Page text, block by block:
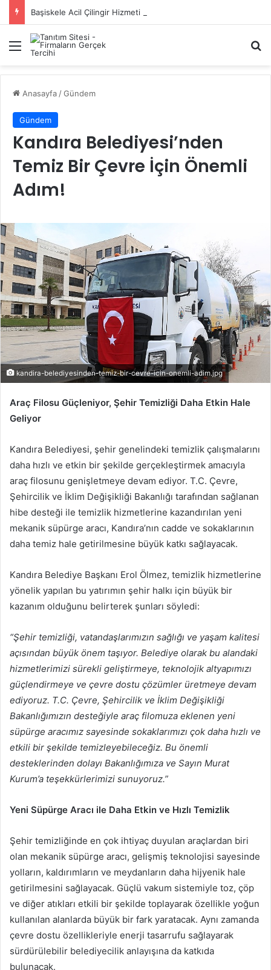
Başiskele Acil Çilingir Hizmeti İçin Doğru Adres Neresi?
Menü
Anasayfa /Gündem
Gündem
Kandıra Belediyesi’nden
Temiz Bir Çevre İçin Önemli
Adım!
kandira-belediyesinden-temiz-bir-cevre-icin-onemli-adim.jpg
Araç Filosu Güçleniyor, Şehir Temizliği Daha Etkin Hale
Geliyor
Kandıra Belediyesi, şehir genelindeki temizlik çalışmalarını
daha hızlı ve etkin bir şekilde gerçekleştirmek amacıyla
araç filosunu genişletmeye devam ediyor. T.C. Çevre,
Şehircilik ve İklim Değişikliği Bakanlığı tarafından sağlanan
hibe desteği ile temizlik hizmetlerine kazandırılan yeni
mekanik süpürge aracı, Kandıra’nın cadde ve sokaklarının
daha temiz hale getirilmesine büyük katkı sağlayacak.
Kandıra Belediye Başkanı Erol Ölmez, temizlik hizmetlerine
yönelik yapılan bu yatırımın şehir halkı için büyük bir
kazanım olduğunu belirterek şunları söyledi:
“Şehir temizliği, vatandaşlarımızın sağlığı ve yaşam kalitesi
açısından büyük önem taşıyor. Belediye olarak bu alandaki
hizmetlerimizi sürekli geliştirmeye, teknolojik altyapımızı
güçlendirmeye ve çevre dostu çözümler üretmeye devam
ediyoruz. T.C. Çevre, Şehircilik ve İklim Değişikliği
Bakanlığımızın desteğiyle araç filomuza eklenen yeni
süpürge aracımız sayesinde sokaklarımızı çok daha hızlı ve
etkili bir şekilde temizleyebileceğiz. Bu önemli
desteklerinden dolayı Bakanlığımıza ve Sayın Murat
Kurum’a teşekkürlerimizi sunuyoruz.”
Yeni Süpürge Aracı ile Daha Etkin ve Hızlı Temizlik
Şehir temizliğinde en çok ihtiyaç duyulan araçlardan biri
olan mekanik süpürge aracı, gelişmiş teknolojisi sayesinde
yolların, kaldırımların ve meydanların daha hijyenik hale
getirilmesini sağlayacak. Güçlü vakum sistemiyle toz, çöp
ve diğer atıkları etkili bir şekilde toplayarak özellikle yoğun
kullanılan alanlarda büyük bir fark yaratacak. Aynı zamanda
çevre dostu özellikleriyle enerji tasarrufu sağlayarak
sürdürülebilir belediyecilik anlayışına da katkıda
bulunacak.